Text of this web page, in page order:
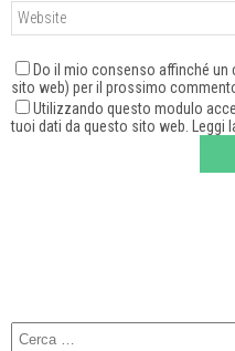
Do il mio consenso affinché un
sito web) per il prossimo
Utilizzando questo modulo
tuoi dati da questo sito web. Leggi